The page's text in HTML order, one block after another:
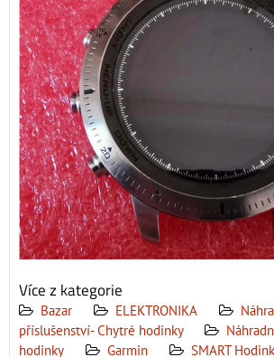
Více z kategorie
Bazar ELEKTRONIKA
příslušenství- Chytré hodinky
hodinky
Garmin SMART